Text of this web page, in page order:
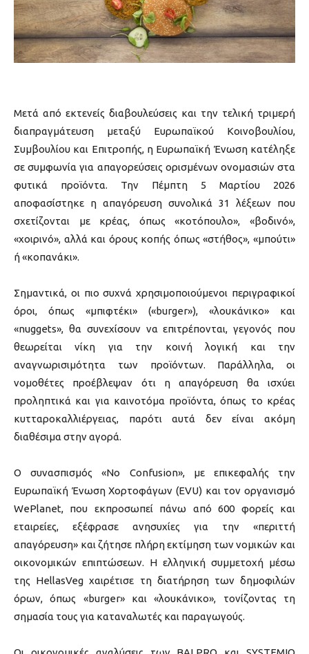
Μετά από εκτενείς διαβουλεύσεις και την τελική τριμερή
διαπραγμάτευση μεταξύ Ευρωπαϊκού Κοινοβουλίου,
Συμβουλίου και Επιτροπής, η Ευρωπαϊκή Ένωση κατέληξε
σε συμφωνία για απαγορεύσεις ορισμένων ονομασιών στα
φυτικά προϊόντα. Την Πέμπτη 5 Μαρτίου 2026
αποφασίστηκε η απαγόρευση συνολικά 31 λέξεων που
σχετίζονται με κρέας, όπως «κοτόπουλο», «βοδινό»,
«χοιρινό», αλλά και όρους κοπής όπως «στήθος», «μπούτι»
ή «κοπανάκι».
Σημαντικά, οι πιο συχνά χρησιμοποιούμενοι περιγραφικοί
όροι, όπως «μπιφτέκι» («burger»), «λουκάνικο» και
«nuggets», θα συνεχίσουν να επιτρέπονται, γεγονός που
θεωρείται νίκη για την κοινή λογική και την
αναγνωρισιμότητα των προϊόντων. Παράλληλα, οι
νομοθέτες προέβλεψαν ότι η απαγόρευση θα ισχύει
προληπτικά και για καινοτόμα προϊόντα, όπως το κρέας
κυτταροκαλλιέργειας, παρότι αυτά δεν είναι ακόμη
διαθέσιμα στην αγορά.
Ο συνασπισμός «No Confusion», με επικεφαλής την
Ευρωπαϊκή Ένωση Χορτοφάγων (EVU) και τον οργανισμό
WePlanet, που εκπροσωπεί πάνω από 600 φορείς και
εταιρείες, εξέφρασε ανησυχίες για την «περιττή
απαγόρευση» και ζήτησε πλήρη εκτίμηση των νομικών και
οικονομικών επιπτώσεων. Η ελληνική συμμετοχή μέσω
της HellasVeg χαιρέτισε τη διατήρηση των δημοφιλών
όρων, όπως «burger» και «λουκάνικο», τονίζοντας τη
σημασία τους για καταναλωτές και παραγωγούς.